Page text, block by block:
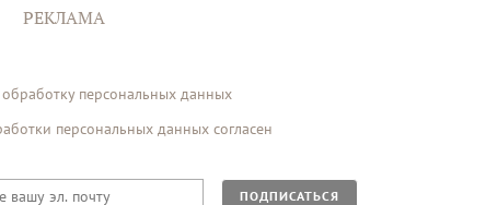
РЕКЛАМА
персональных данных
персональных данных согласен
ПОДПИСАТЬСЯ